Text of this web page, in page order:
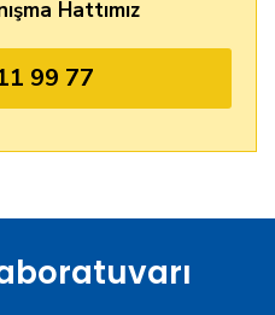
Hattımız
99 77